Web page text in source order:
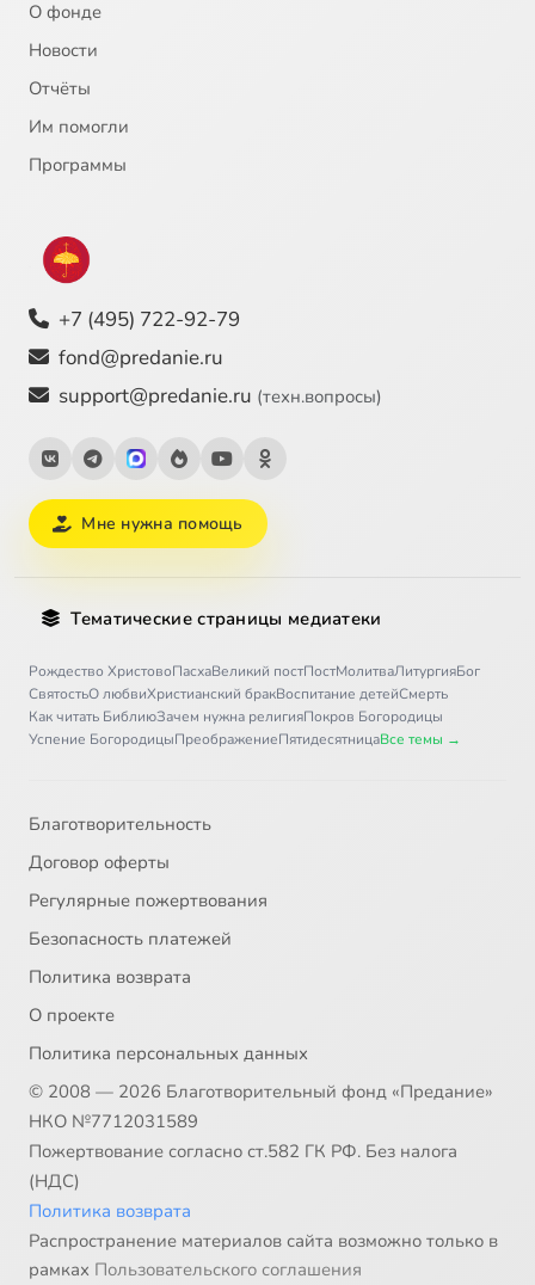
О фонде
Новости
Отчёты
Им помогли
Программы
+7 (495) 722-92-79
fond@predanie.ru
support@predanie.ru (техн.вопросы)
Мне нужна помощь
Тематические страницы медиатеки
Рождество ХристовоПасхаВеликий постПостМолитваЛитургияБог
СвятостьО любвиХристианский бракВоспитание детейСмерть
Как читать БиблиюЗачем нужна религияПокров Богородицы
Успение БогородицыПреображениеПятидесятницаВсе темы →
Благотворительность
Договор оферты
Регулярные пожертвования
Безопасность платежей
Политика возврата
О проекте
Политика персональных данных
© 2008 — 2026 Благотворительный фонд «Предание»
НКО №7712031589
Пожертвование согласно ст.582 ГК РФ. Без налога
(НДС)
Политика возврата
Распространение материалов сайта возможно только в
рамках Пользовательского соглашения